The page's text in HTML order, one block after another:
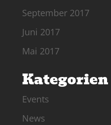
September 2017
Juni 2017
Mai 2017
Kategorien
Events
News